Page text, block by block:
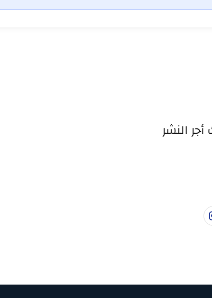
النشر